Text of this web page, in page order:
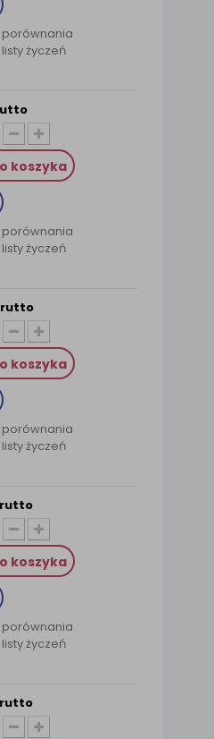
życzeń
koszyka
życzeń
koszyka
życzeń
koszyka
życzeń